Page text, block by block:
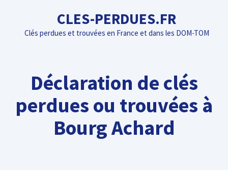
contenu
CLES-PERDUES.FR
Clés perdues et trouvées en France et dans les DOM-TOM
Déclaration de clés
perdues ou trouvées à
Bourg Achard